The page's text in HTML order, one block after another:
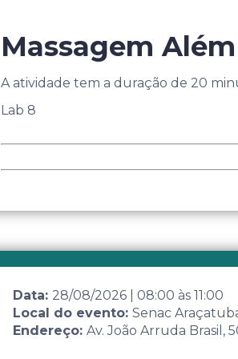
Massagem
A atividade tem a duração de 20
Lab 8
Data: 28/08/2026 08:00 às 11:00
Local do evento: Senac
Endereço: Av. João Arruda Brasil,